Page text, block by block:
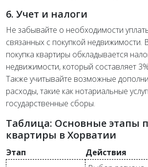
6. Учет и налоги
Не забывайте о необходимости
связанных с покупкой недвижимости.
покупка квартиры обкладывается
недвижимости, который составляет
Также учитывайте возможные
расходы, такие как нотариальные
государственные сборы.
Таблица: Основные этапы
квартиры в Хорватии
Этап
Действия